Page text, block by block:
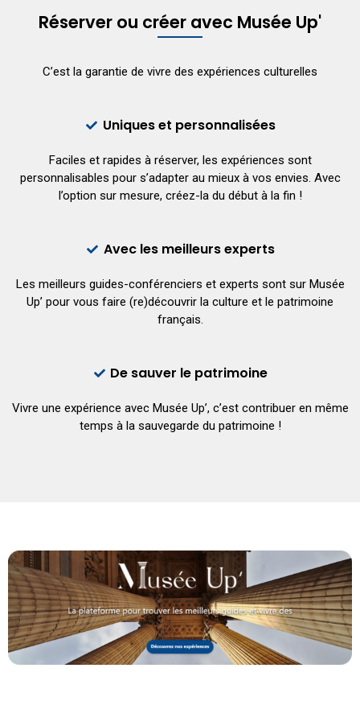
Réserver ou créer avec Musée Up'
C’est la garantie de vivre des expériences culturelles
Uniques et personnalisées
Faciles et rapides à réserver, les expériences sont
personnalisables pour s’adapter au mieux à vos envies. Avec
l’option sur mesure, créez-la du début à la fin !
Avec les meilleurs experts
Les meilleurs guides-conférenciers et experts sont sur Musée
Up’ pour vous faire (re)découvrir la culture et le patrimoine
français.
De sauver le patrimoine
Vivre une expérience avec Musée Up’, c’est contribuer en même
temps à la sauvegarde du patrimoine !